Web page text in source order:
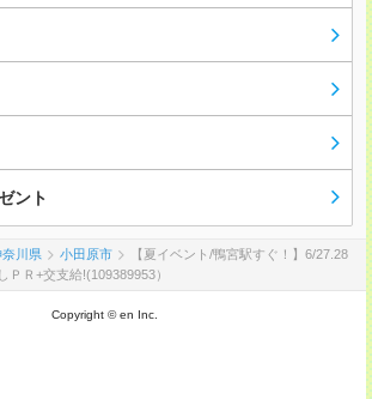
ント
奈川県 小田原市
【夏イベント/鴨宮駅すぐ！】6/27.28
ＰＲ+交支給!(109389953）
Copyright © en Inc.